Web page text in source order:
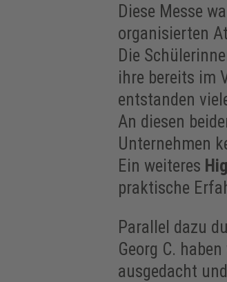
Diese Messe
organisierten
Die
ihre bereits im
entstanden
An diesen
Unternehmen
Ein weiteres
praktische
Parallel dazu
Georg C.
ausgedacht